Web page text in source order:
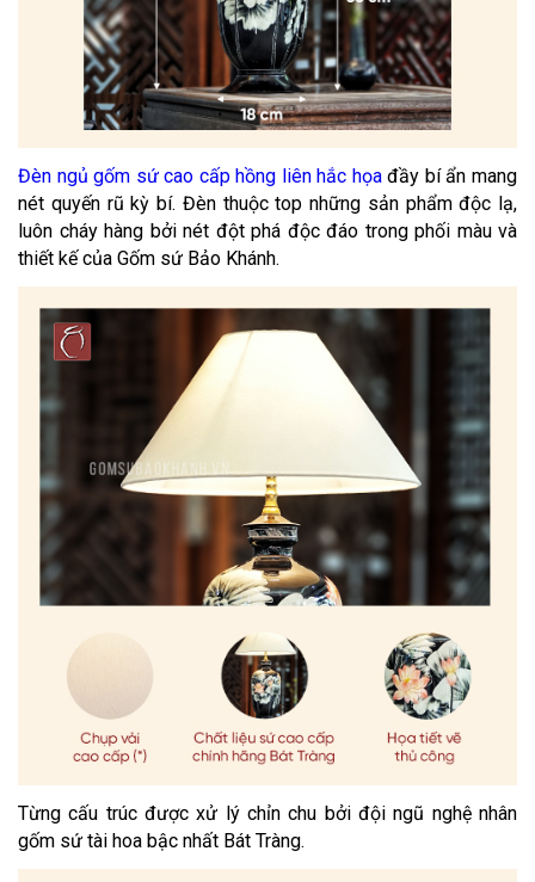
Đèn ngủ gốm sứ cao cấp hồng liên hắc họađầy bí ẩn mang
nét quyến rũ kỳ bí. Đèn thuộc top những sản phẩm độc lạ,
luôn cháy hàng bởi nét đột phá độc đáo trong phối màu và
thiết kế của Gốm sứ Bảo Khánh.
Từng cấu trúc được xử lý chỉn chu bởi đội ngũ nghệ nhân
gốm sứ tài hoa bậc nhất Bát Tràng.